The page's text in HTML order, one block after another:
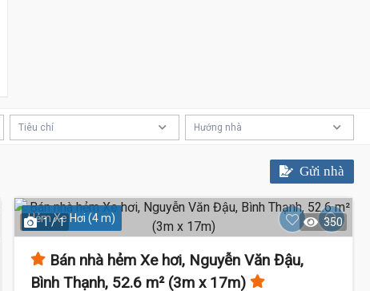
Tiêu chí Hướng nhà
Gửi nhà
Hẻm Xe Hơi (4 m)
1 / 1 350
Bán nhà hẻm Xe hơi, Nguyễn Văn Đậu,
Bình Thạnh, 52.6 m² (3m x 17m)